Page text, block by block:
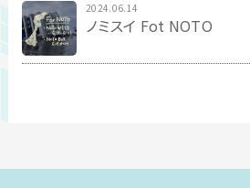
2024.06.14
ノミスイ Fot NOTO